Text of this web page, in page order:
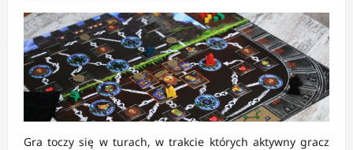
Gra toczy się w turach, w trakcie których aktywny gracz